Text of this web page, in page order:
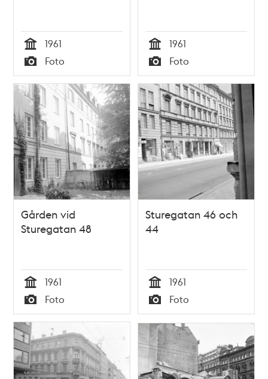
Tid
1961
Typ
Foto Tid
1961
Typ
Foto
Gården vid
Sturegatan 48
Tid
1961
Typ
Foto
Sturegatan 46 och
44
Tid
1961
Typ
Foto